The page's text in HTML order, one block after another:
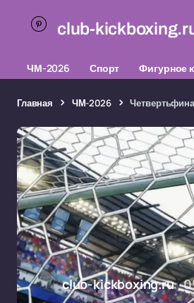
club-
ЧМ-2026 Спорт Фигурное
Главная ЧМ-2026
club-kickboxing.ru